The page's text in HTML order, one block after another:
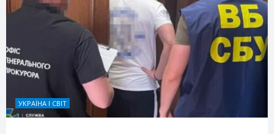
УКРАЇНА І СВІТ